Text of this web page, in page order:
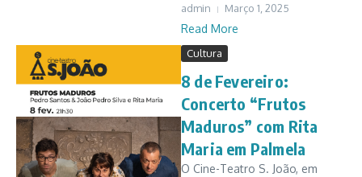
admin Março 1, 2025
Read More
Cultura
8 de Fevereiro:
Concerto “Frutos
Maduros” com Rita
Maria em Palmela
O Cine-Teatro S. João, em